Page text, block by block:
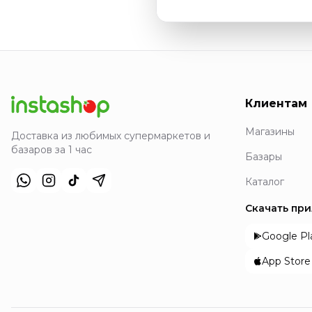
Доставка из любимых супермаркетов и
базаров за 1 час
Клиентам
Магазины
Базары
Каталог
Скачать
Google
App Store